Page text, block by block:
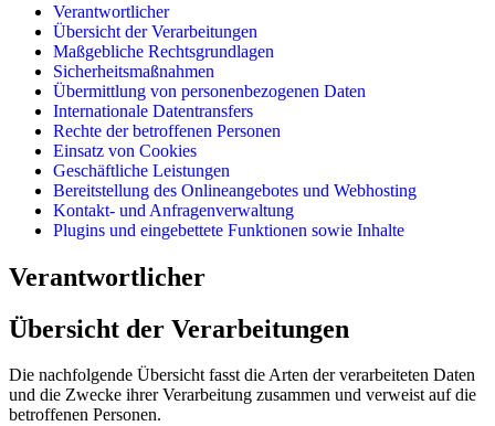
Verantwortlicher
Übersicht der Verarbeitungen
Maßgebliche Rechtsgrundlagen
Sicherheitsmaßnahmen
Übermittlung von personenbezogenen Daten
Internationale Datentransfers
Rechte der betroffenen Personen
Einsatz von Cookies
Geschäftliche Leistungen
Bereitstellung des Onlineangebotes und Webhosting
Kontakt- und Anfragenverwaltung
Plugins und eingebettete Funktionen sowie Inhalte
Verantwortlicher
Übersicht der Verarbeitungen
Die nachfolgende Übersicht fasst die Arten der verarbeiteten Daten
und die Zwecke ihrer Verarbeitung zusammen und verweist auf die
betroffenen Personen.